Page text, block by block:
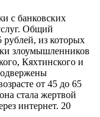
с банковских
Общий
рублей, из которых
злоумышленников
Кяхтинского и
от 45 до 65
стала жертвой
интернет. 20